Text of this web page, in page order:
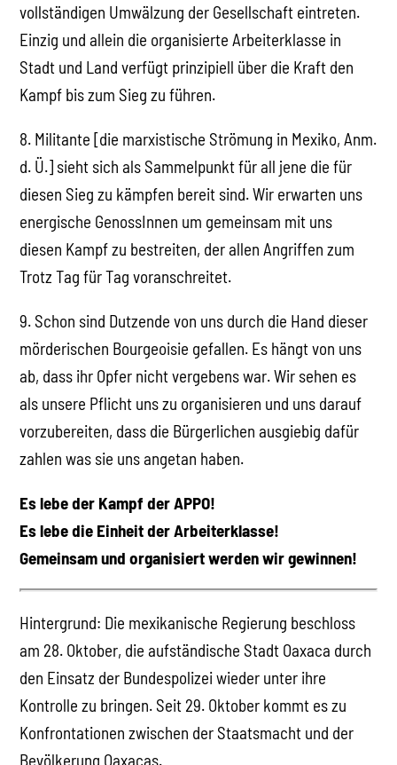
vollständigen Umwälzung der Gesellschaft eintreten.
Einzig und allein die organisierte Arbeiterklasse in
Stadt und Land verfügt prinzipiell über die Kraft den
Kampf bis zum Sieg zu führen.
8. Militante [die marxistische Strömung in Mexiko, Anm.
d. Ü.] sieht sich als Sammelpunkt für all jene die für
diesen Sieg zu kämpfen bereit sind. Wir erwarten uns
energische GenossInnen um gemeinsam mit uns
diesen Kampf zu bestreiten, der allen Angriffen zum
Trotz Tag für Tag voranschreitet.
9. Schon sind Dutzende von uns durch die Hand dieser
mörderischen Bourgeoisie gefallen. Es hängt von uns
ab, dass ihr Opfer nicht vergebens war. Wir sehen es
als unsere Pflicht uns zu organisieren und uns darauf
vorzubereiten, dass die Bürgerlichen ausgiebig dafür
zahlen was sie uns angetan haben.
Es lebe der Kampf der APPO!
Es lebe die Einheit der Arbeiterklasse!
Gemeinsam und organisiert werden wir gewinnen!
Hintergrund: Die mexikanische Regierung beschloss
am 28. Oktober, die aufständische Stadt Oaxaca durch
den Einsatz der Bundespolizei wieder unter ihre
Kontrolle zu bringen. Seit 29. Oktober kommt es zu
Konfrontationen zwischen der Staatsmacht und der
Bevölkerung Oaxacas.